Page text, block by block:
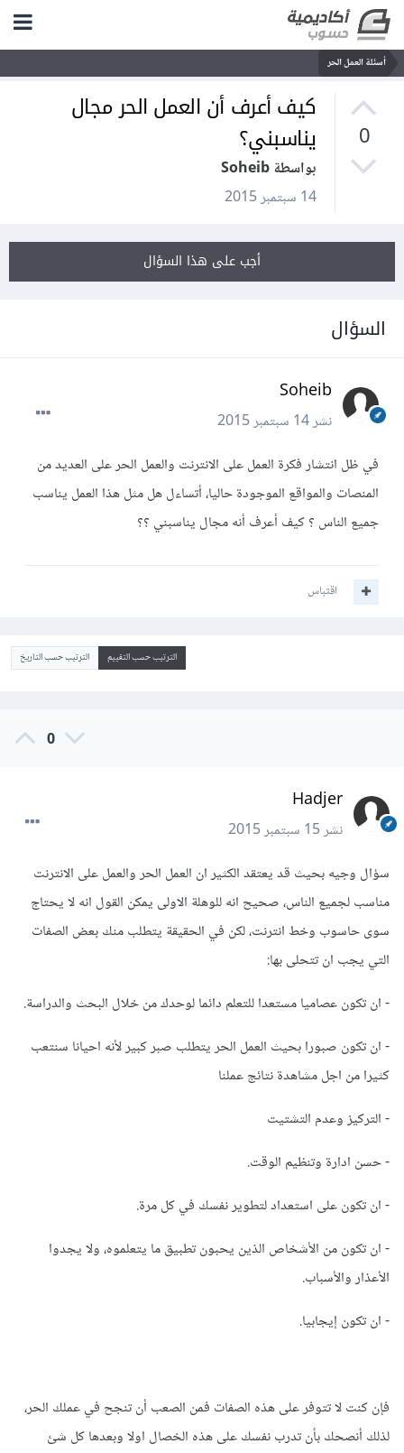
أسئلة العمل الحر
0
كيف أعرف أن العمل الحر مجال
يناسبني؟
بواسطة Soheib
14 سبتمبر 2015
أجب على هذا السؤال
السؤال
Soheib
نشر14 سبتمبر 2015
في ظل انتشار فكرة العمل على الانترنت والعمل الحر على العديد من
المنصات والمواقع الموجودة حاليا، أتساءل هل مثل هذا العمل يناسب
جميع الناس ؟ كيف أعرف أنه مجال يناسبني ؟؟
اقتباس
الترتيب حسب التقييم الترتيب حسب التاريخ
0
Hadjer
نشر15 سبتمبر 2015
سؤال وجيه بحيث قد يعتقد الكثير ان العمل الحر والعمل على الانترنت
مناسب لجميع الناس، صحيح انه للوهلة الاولى يمكن القول انه لا يحتاج
سوى حاسوب وخط انترنت، لكن في الحقيقة يتطلب منك بعض الصفات
التي يجب ان تتحلى بها:
- ان تكون عصاميا مستعدا للتعلم دائما لوحدك من خلال البحث والدراسة.
- ان تكون صبورا بحيث العمل الحر يتطلب صبر كبير لأنه احيانا سنتعب
كثيرا من اجل مشاهدة نتائج عملنا
- التركيز وعدم التشتيت
- حسن ادارة وتنظيم الوقت.
- ان تكون على استعداد لتطوير نفسك في كل مرة.
- ان تكون من الأشخاص الذين يحبون تطبيق ما يتعلموه، ولا يجدوا
الأعذار والأسباب.
- ان تكون إيجابيا.
فإن كنت لا تتوفر على هذه الصفات فمن الصعب أن تنجح في عملك الحر،
لذلك أنصحك بأن تدرب نفسك على هذه الخصال اولا وبعدها كل شئ